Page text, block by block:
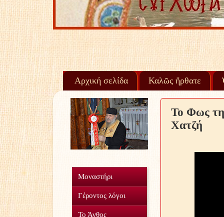
Αρχική σελίδα Καλῶς ἤρθατε
Το Φως
Χατζή
Μοναστήρι
Γέροντος λόγοι
Το Άνθος